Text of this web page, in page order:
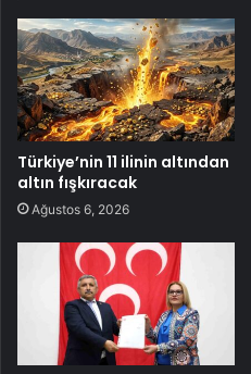
Türkiye’nin 11 ilinin altından
altın fışkıracak
Ağustos 6, 2026